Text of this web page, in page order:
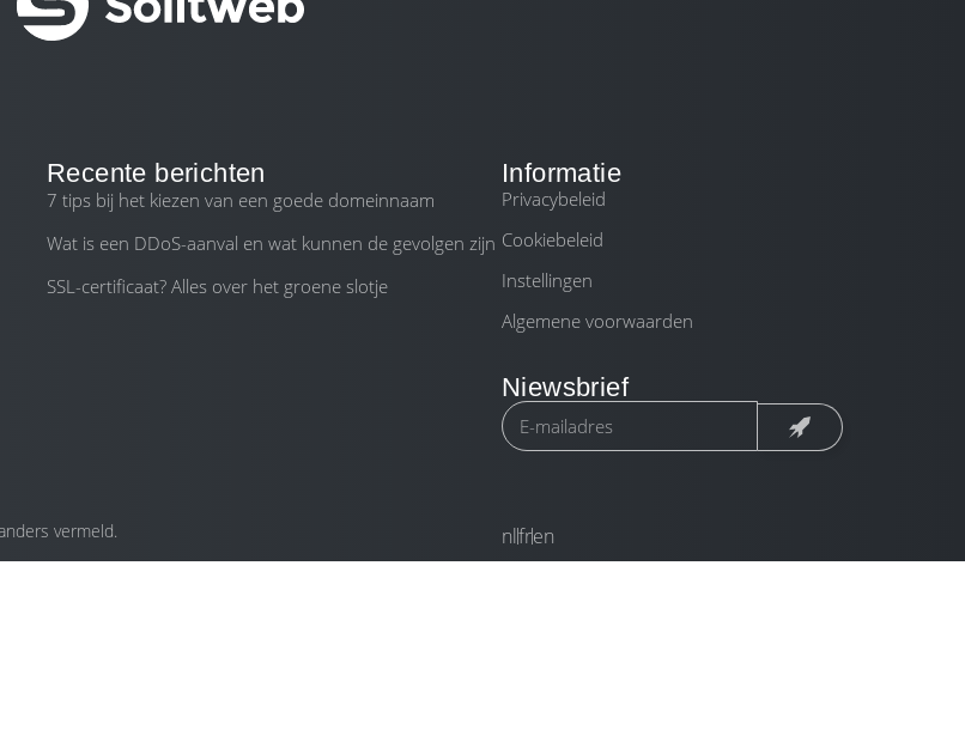
Recente berichten
7 tips bij het kiezen van een goede domeinnaam
Wat is een DDoS-aanval en wat kunnen de gevolgen zijn
SSL-certificaat? Alles over het groene slotje
Informatie
Privacybeleid
Cookiebeleid
Instellingen
Algemene voorwaarden
Niewsbrief
vermeld. nlfren